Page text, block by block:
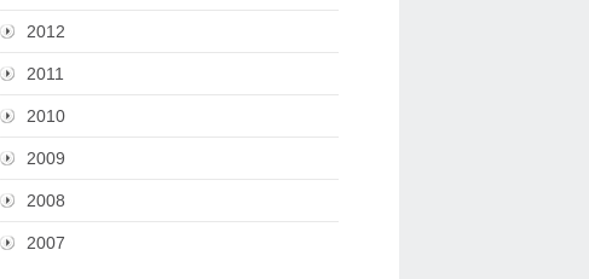
2012
2011
2010
2009
2008
2007